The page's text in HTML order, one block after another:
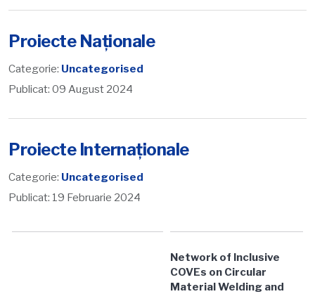
Proiecte Naționale
Categorie: Uncategorised
Publicat: 09 August 2024
Proiecte Internaționale
Categorie: Uncategorised
Publicat: 19 Februarie 2024
Network of Inclusive
COVEs on Circular
Material Welding and